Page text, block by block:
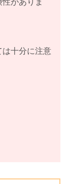
がありま
は十分に注意